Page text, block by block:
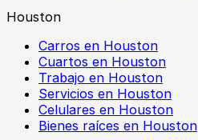
Houston
Carros en Houston
Cuartos en Houston
Trabajo en Houston
Servicios en Houston
Celulares en Houston
Bienes raíces en Houston